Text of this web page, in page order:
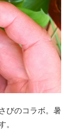
びのコラボ。暑
。